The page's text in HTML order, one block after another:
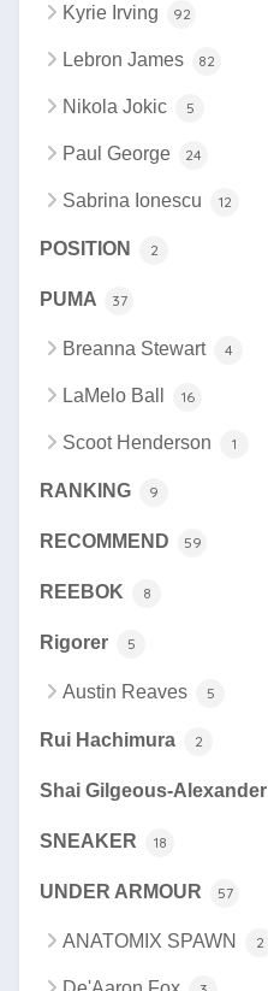
Kyrie Irving 92
Lebron James 82
Nikola Jokic 5
Paul George 24
Sabrina Ionescu 12
POSITION 2
PUMA 37
Breanna Stewart 4
LaMelo Ball 16
Scoot Henderson 1
RANKING 9
RECOMMEND 59
REEBOK 8
Rigorer 5
Austin Reaves 5
Rui Hachimura 2
Shai Gilgeous-Alexander
SNEAKER 18
UNDER ARMOUR 57
ANATOMIX SPAWN 2